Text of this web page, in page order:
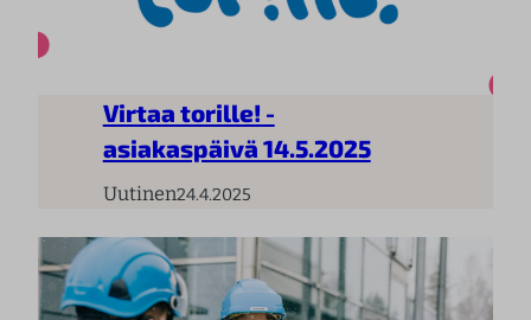
Virtaa torille! -
asiakaspäivä 14.5.2025
Uutinen24.4.2025